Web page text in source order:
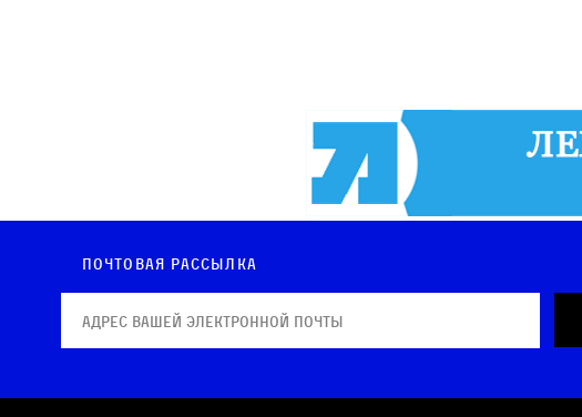
Почтовая рассылка